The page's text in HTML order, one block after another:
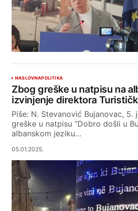
NASLOVNAPOLITIKA
Zbog greške u natpisu na
izvinjenje direktora
Piše: N. Stevanović Bujanovac, 5.
greške u natpisu “Dobro došli u
albanskom jeziku…
05.01.2025.